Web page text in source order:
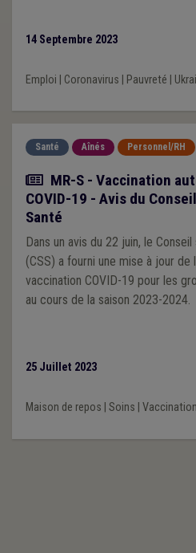
assurer le respect des droits
essentiel de dignité humaine.
14 Septembre 2023
Emploi Coronavirus Pauvreté
Santé Aînés Personnel/RH
Actualité
MR-S - Vaccination
COVID-19 - Avis du
Santé
Dans un avis du 22 juin, le
(CSS) a fourni une mise à jour de
vaccination COVID-19 pour les
au cours de la saison 2023-2024.
25 Juillet 2023
Maison de repos Soins Vaccination